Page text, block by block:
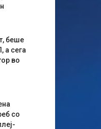
беше
а сега
во
со